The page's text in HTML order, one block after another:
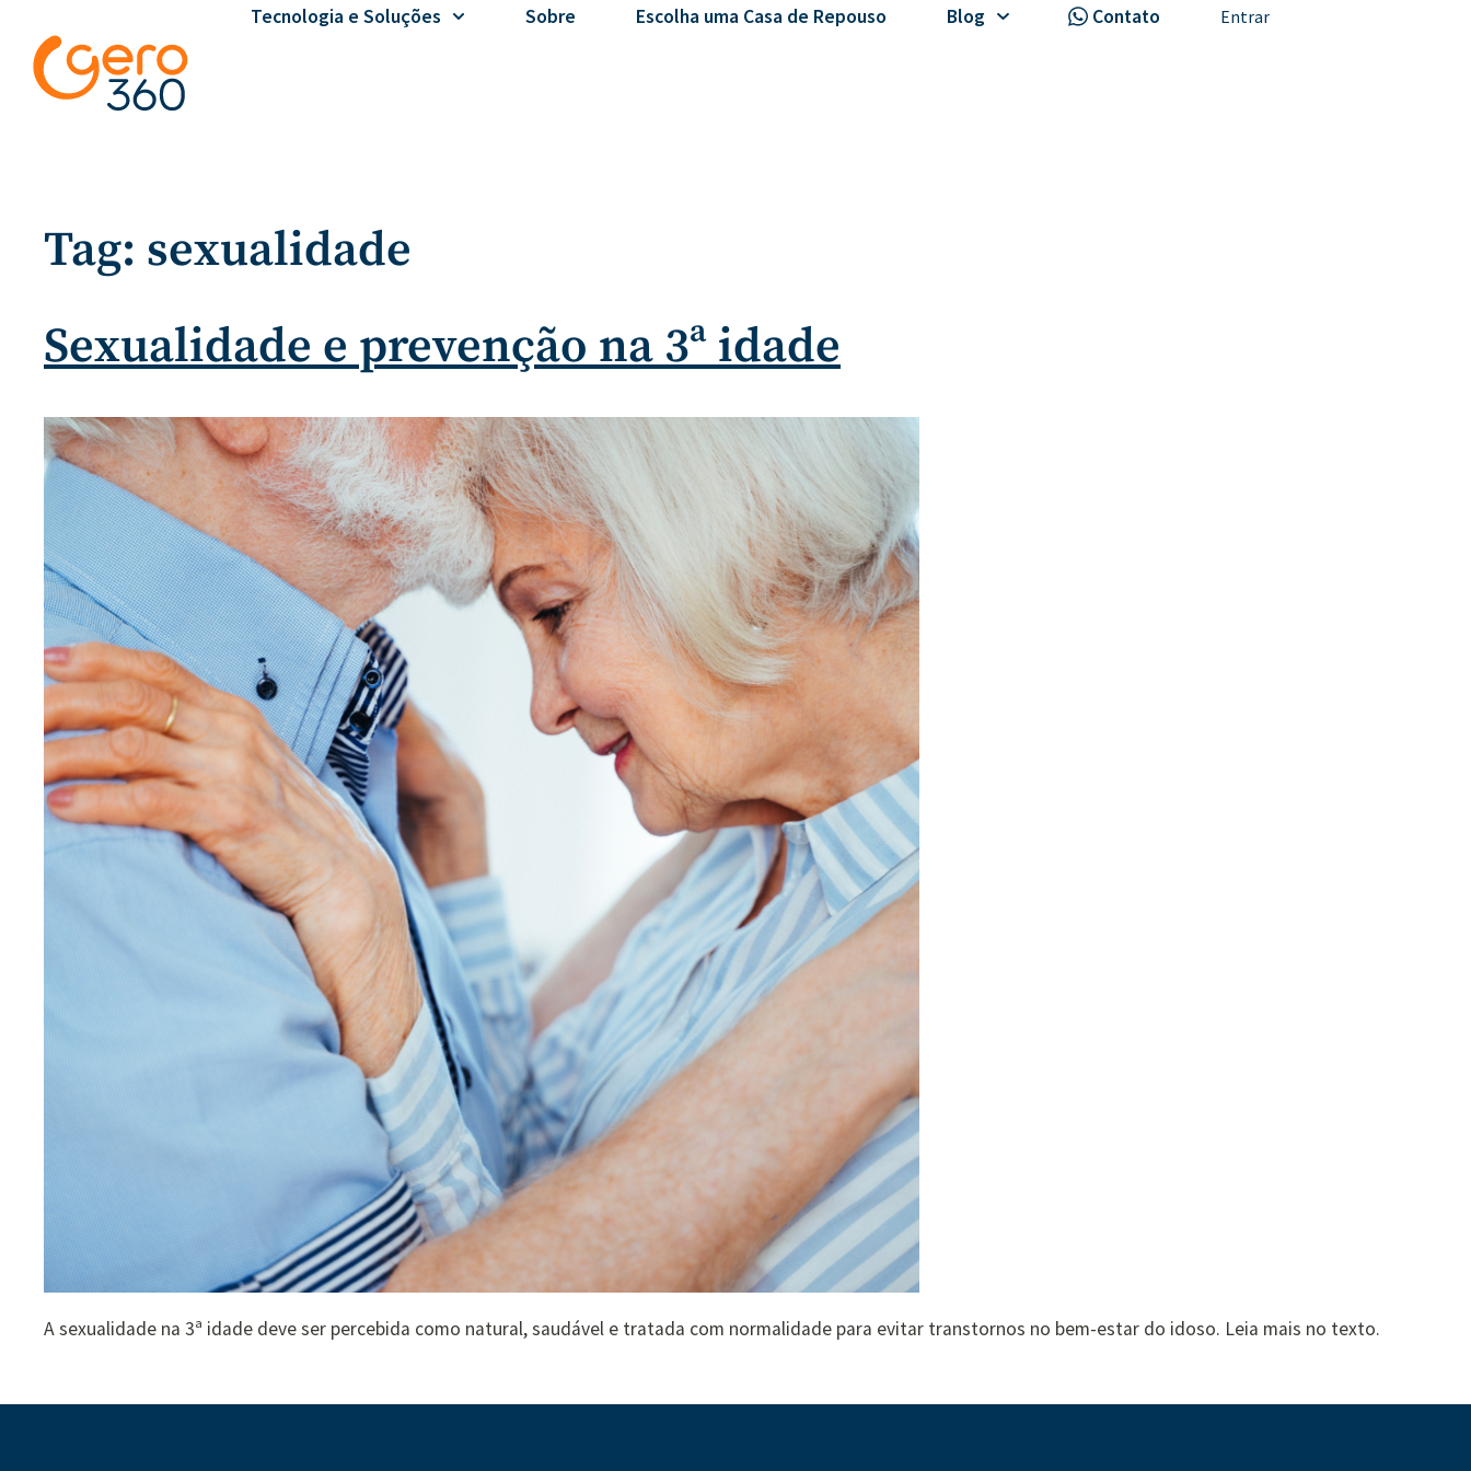
Tecnologia e Soluções Sobre Escolha uma Casa de Repouso Blog Contato Entrar
Tag: sexualidade
Sexualidade e prevenção na 3ª idade
A sexualidade na 3ª idade deve ser percebida como natural, saudável e tratada com normalidade para evitar transtornos no bem-estar do idoso. Leia mais no texto.